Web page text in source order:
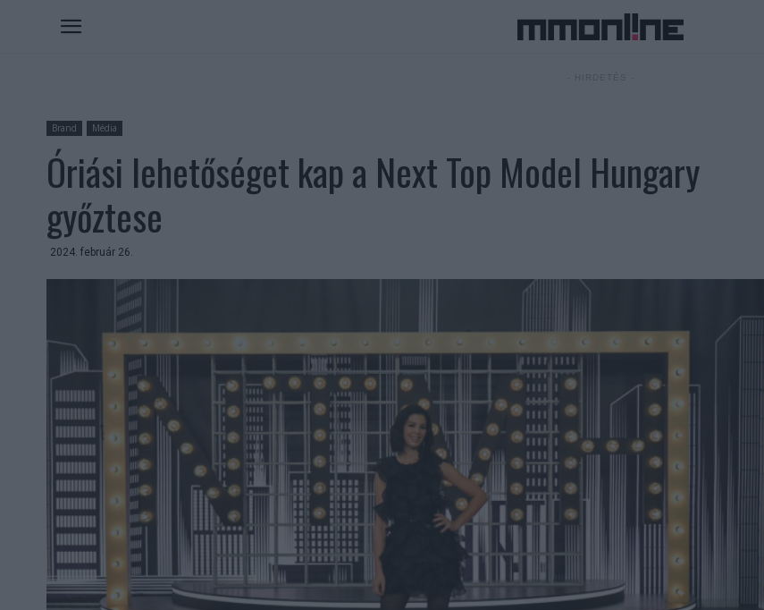
Brand Média
Óriási lehetőséget kap a Next Top Model Hungary
győztese
2024. február 26.